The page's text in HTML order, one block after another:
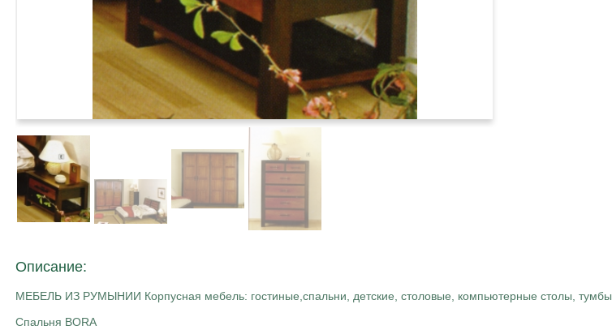
Описание:
МЕБЕЛЬ ИЗ РУМЫНИИ Корпусная мебель: гостиные,спальни, детские, столовые, компьютерные столы, тумбы
Спальня BORA